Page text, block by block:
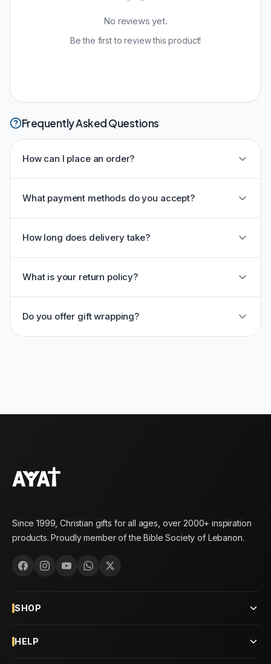
No reviews yet.
Be the first to review this product!
Frequently Asked Questions
How can I place an order?
What payment methods do you accept?
How long does delivery take?
What is your return policy?
Do you offer gift wrapping?
Since 1999, Christian gifts for all ages, over 2000+ inspiration
products. Proudly member of the Bible Society of Lebanon.
SHOP
HELP